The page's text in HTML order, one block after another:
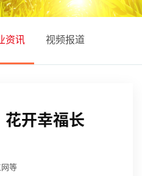
资讯 视频报道
开幸福长
等